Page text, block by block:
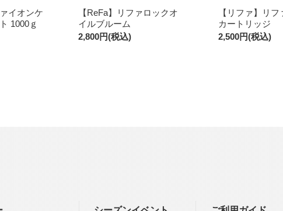
イオンケ
1000ｇ
【ReFa】リファロックオ
イルブルーム
2,800円(税込)
【リファ】リ
カートリッジ
2,500円(税込)